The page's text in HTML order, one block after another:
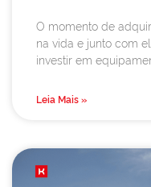
O momento de
na vida e junto com
investir em
Leia Mais »